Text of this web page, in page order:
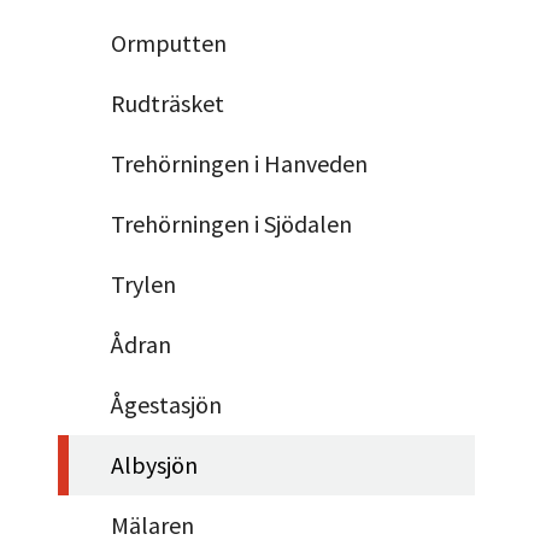
Ormputten
Rudträsket
Trehörningen i Hanveden
Trehörningen i Sjödalen
Trylen
Ådran
Ågestasjön
Albysjön
Mälaren